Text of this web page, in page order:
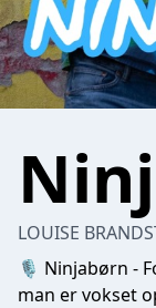
LOUISE
🎙️ Ninjabørn -
man er vokset